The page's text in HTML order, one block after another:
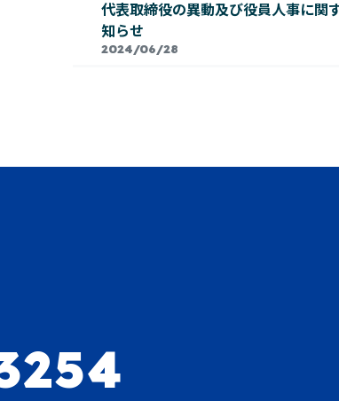
代表取締役の異動及び役員人事に関
知らせ
2024/06/28